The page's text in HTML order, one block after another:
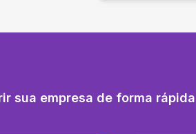
sua empresa de forma